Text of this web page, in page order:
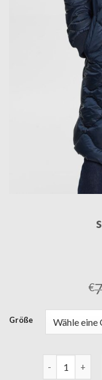
€
Größe
steppmantel